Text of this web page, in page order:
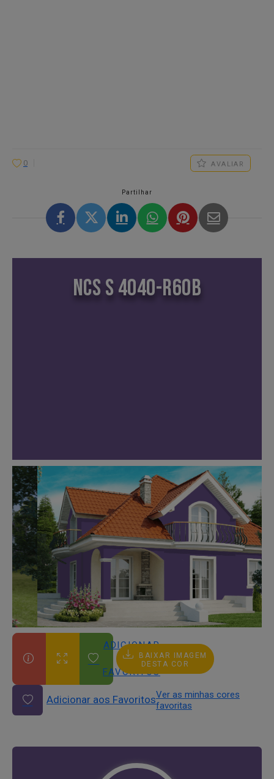
0 AVALIAR
Partilhar
NCS S 4040-R60B
ADICIONAR
AOS
FAVORITOS
BAIXAR IMAGEM
DESTA COR
Adicionar aos FavoritosVer as minhas cores
favoritas